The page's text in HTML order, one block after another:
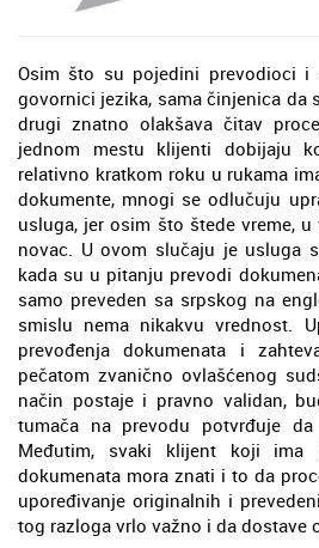
Osim što su pojedini prevodioci
govornici jezika, sama činjenica da
drugi znatno olakšava čitav
jednom mestu klijenti dobijaju
relativno kratkom roku u rukama
dokumente, mnogi se odlučuju
usluga, jer osim što štede vreme,
novac. U ovom slučaju je usluga
kada su u pitanju prevodi
samo preveden sa srpskog na
smislu nema nikakvu vrednost.
prevođenja dokumenata i
pečatom zvanično ovlašćenog
način postaje i pravno validan,
tumača na prevodu potvrđuje
Međutim, svaki klijent koji ima
dokumenata mora znati i to da
upoređivanje originalnih i
tog razloga vrlo važno i da dostave